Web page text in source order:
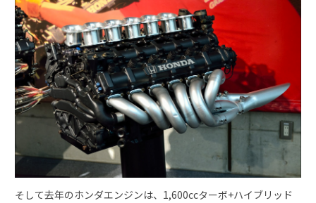
そして去年のホンダエンジンは、1,600ccターボ+ハイブリッド